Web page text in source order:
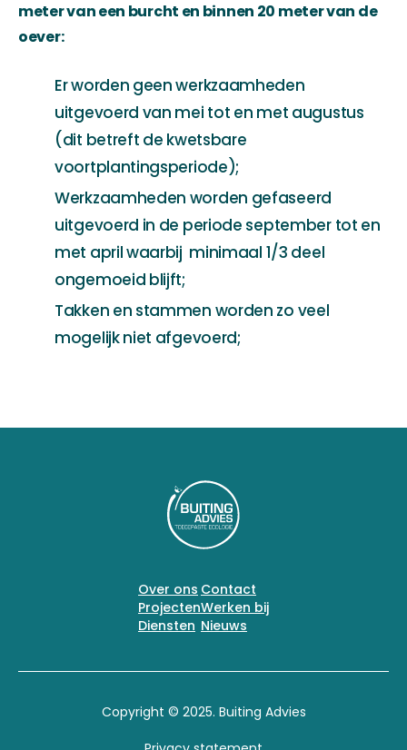
meter van een burcht en binnen 20 meter van de
oever:
Er worden geen werkzaamheden
uitgevoerd van mei tot en met augustus
(dit betreft de kwetsbare
voortplantingsperiode);
Werkzaamheden worden gefaseerd
uitgevoerd in de periode september tot en
met april waarbij minimaal 1/3 deel
ongemoeid blijft;
Takken en stammen worden zo veel
mogelijk niet afgevoerd;
Diensten
Projecten
Over ons
Nieuws
Werken bij
Contact
Copyright © 2025. Buiting Advies